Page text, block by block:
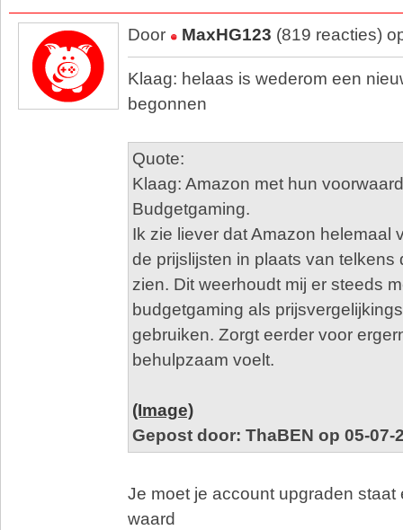
Door MaxHG123 (819 reacties)
Klaag: helaas is wederom een
begonnen
Quote:
Klaag: Amazon met hun
Budgetgaming.
Ik zie liever dat Amazon helemaal
de prijslijsten in plaats van telkens
zien. Dit weerhoudt mij er steeds
budgetgaming als
gebruiken. Zorgt eerder voor
behulpzaam voelt.
(Image)
Gepost door: ThaBEN op 05-07-
Je moet je account upgraden staat
waard